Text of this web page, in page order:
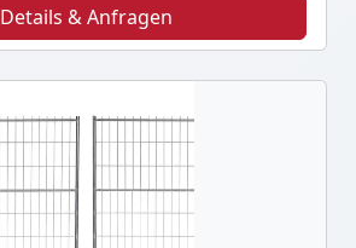
Details & Anfragen